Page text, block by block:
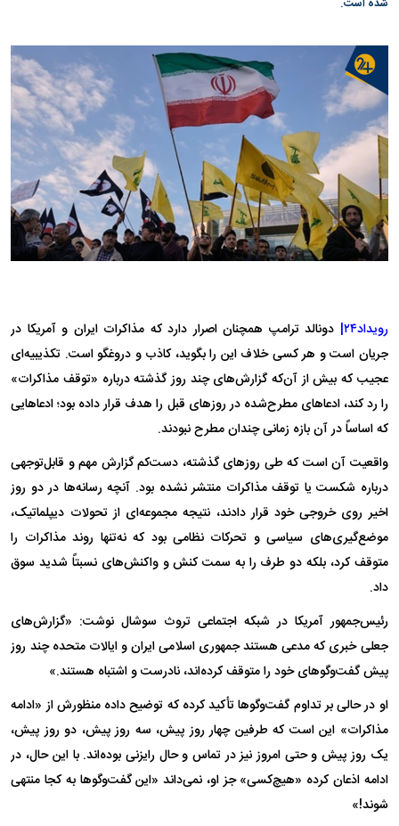
رویداد۲۴|
دونالد ترامپ همچنان اصرار دارد که مذاکرات ایران و آمریکا در
جریان است و هر کسی خلاف این را بگوید، کاذب و دروغگو است. تکذیبیه‌ای
عجیب که بیش از آن‌که گزارش‌های چند روز گذشته درباره «توقف مذاکرات»
را رد کند، ادعاهای مطرح‌شده در روزهای قبل را هدف قرار داده بود؛ ادعاهایی
که اساساً در آن بازه زمانی چندان مطرح نبودند.
واقعیت آن است که طی روزهای گذشته، دست‌کم گزارش مهم و قابل‌توجهی
درباره شکست یا توقف مذاکرات منتشر نشده بود. آنچه رسانه‌ها در دو روز
اخیر روی خروجی خود قرار دادند، نتیجه مجموعه‌ای از تحولات دیپلماتیک،
موضع‌گیری‌های سیاسی و تحرکات نظامی بود که نه‌تنها روند مذاکرات را
متوقف کرد، بلکه دو طرف را به سمت کنش و واکنش‌های نسبتاً شدید سوق
داد.
رئیس‌جمهور آمریکا در شبکه اجتماعی تروث سوشال نوشت: «گزارش‌های
جعلی خبری که مدعی هستند جمهوری اسلامی ایران و ایالات متحده چند روز
پیش گفت‌وگوهای خود را متوقف کرده‌اند، نادرست و اشتباه هستند.»
او در حالی بر تداوم گفت‌وگوها تأکید کرده که توضیح داده منظورش از «ادامه
مذاکرات» این است که طرفین چهار روز پیش، سه روز پیش، دو روز پیش،
یک روز پیش و حتی امروز نیز در تماس و حال رایزنی بوده‌اند. با این حال، در
ادامه اذعان کرده «هیچ‌کسی» جز او، نمی‌داند «این گفت‌و‌گو‌ها به کجا منتهی
شوند!»